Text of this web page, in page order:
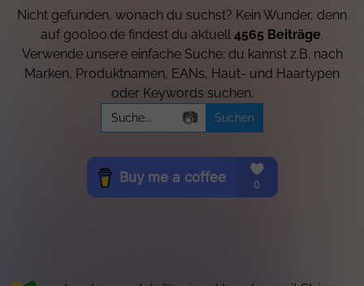
Nicht gefunden, wonach du suchst? Kein Wunder, denn
auf gooloo.de findest du aktuell 4565 Beiträge.
Verwende unsere einfache Suche: du kannst z.B. nach
Marken, Produktnamen, EANs, Haut- und Haartypen
oder Keywords suchen.
Search
for:
📷